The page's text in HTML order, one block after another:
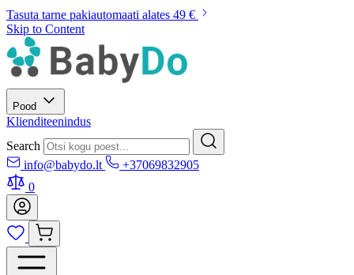
Tasuta tarne pakiautomaati alates 49 €
Skip to Content
Pood
Klienditeenindus
Search
info@babydo.lt
+37069832905
0